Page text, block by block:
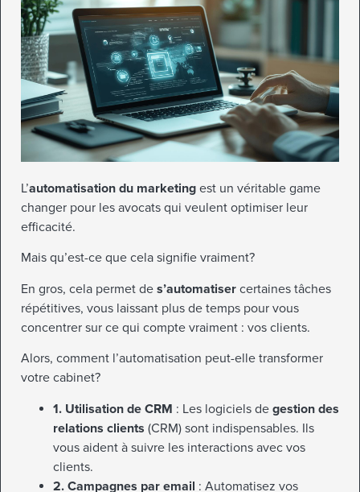
L’automatisation du marketing est un véritable game
changer pour les avocats qui veulent optimiser leur
efficacité.
Mais qu’est-ce que cela signifie vraiment?
En gros, cela permet de s’automatiser certaines tâches
répétitives, vous laissant plus de temps pour vous
concentrer sur ce qui compte vraiment : vos clients.
Alors, comment l’automatisation peut-elle transformer
votre cabinet?
1. Utilisation de CRM : Les logiciels de gestion des
relations clients (CRM) sont indispensables. Ils
vous aident à suivre les interactions avec vos
clients.
2. Campagnes par email : Automatisez vos